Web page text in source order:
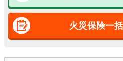
火災保険一